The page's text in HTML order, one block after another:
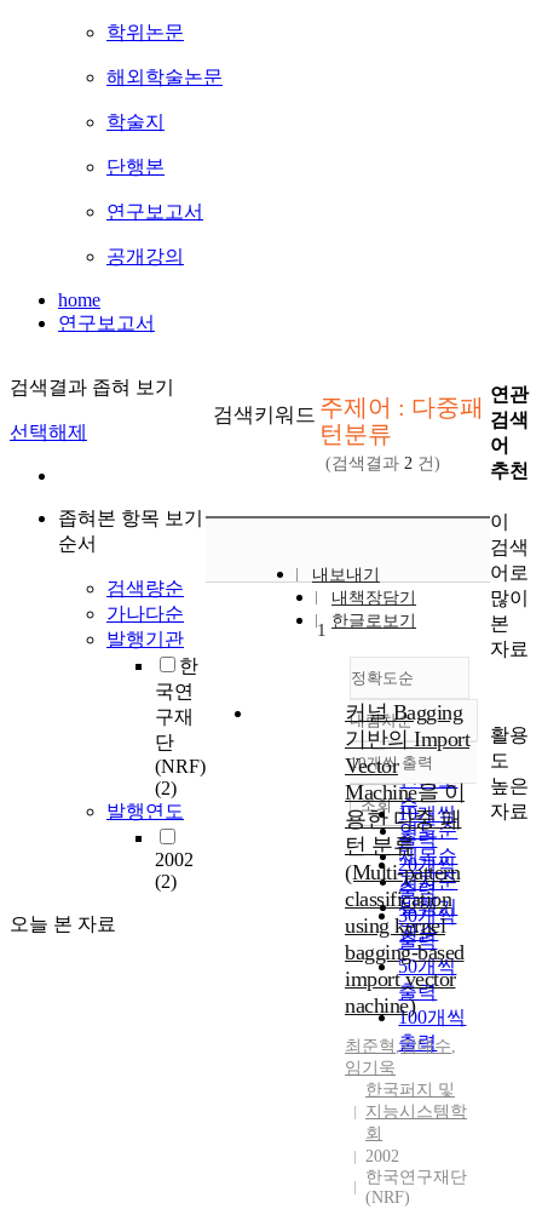
학위논문
해외학술논문
학술지
단행본
연구보고서
공개강의
home
연구보고서
검색결과 좁혀 보기
선택해제
좁혀본 항목 보기
순서
검색량순
가나다순
발행기관
한
국연
구재
단
(NRF)
(2)
발행연도
2002
(2)
오늘 본 자료
검색키워드 주제어 : 다중패
턴분류
(검색결과 2 건)
내보내기
내책장담기
한글로보기
정확도순
정확도
순
인기도
순
연도순
제목순
저자순
발행기
관순
내림차순
내림차순
10개씩 출력
10개씩
출력
20개씩
출력
30개씩
출력
50개씩
출력
100개씩
출력
조회
1
커널 Bagging
기반의 Import
Vector
Machine을 이
용한 다중 패
턴 분류
(Multi-pattern
classification
using kernel
bagging-based
import vector
nachine)
최준혁 ,김대수,
임기욱
한국퍼지 및
지능시스템학
회
2002
한국연구재단
(NRF)
연관
검색
어
추천
이
검색
어로
많이
본
자료
활용
도
높은
자료